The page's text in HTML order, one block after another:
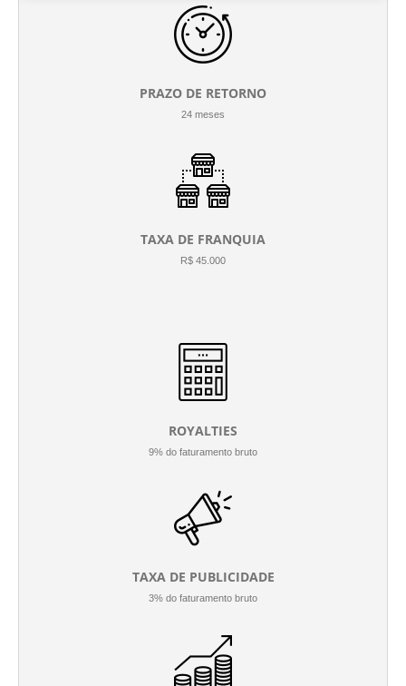
PRAZO DE RETORNO
24 meses
TAXA DE FRANQUIA
R$ 45.000
ROYALTIES
9% do faturamento bruto
TAXA DE PUBLICIDADE
3% do faturamento bruto